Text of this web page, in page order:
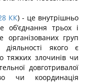
КК) - це внутрішньо
об’єднання трьох і
організованих груп
якого є
тяжких злочинів чи
довготривалої
чи координація